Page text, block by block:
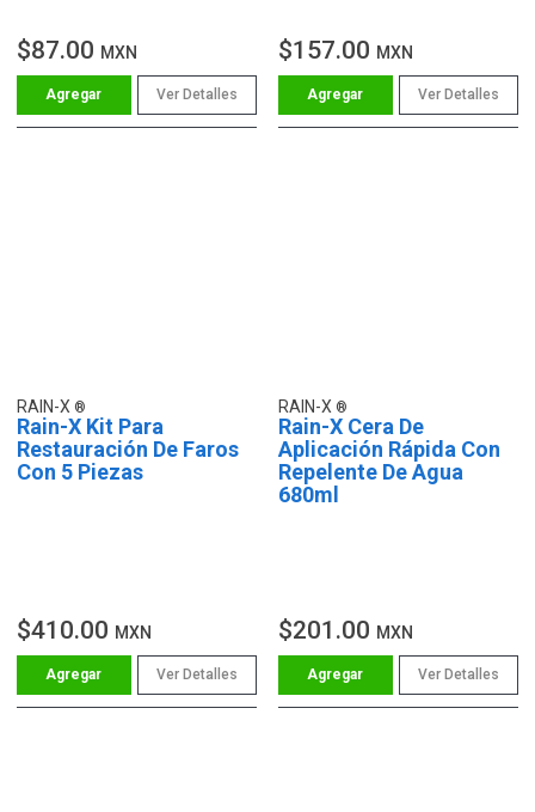
$87.00 MXN
Ver Detalles
$157.00 MXN
Ver Detalles
RAIN-X
Rain-X Kit Para
Restauración De Faros
Con 5 Piezas
$410.00 MXN
Ver Detalles
RAIN-X
Rain-X Cera De
Aplicación Rápida Con
Repelente De Agua
680ml
$201.00 MXN
Ver Detalles